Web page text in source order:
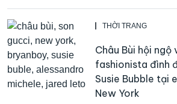
THỜI TRANG
Châu Bùi hội ngộ
fashionista đình
Susie Bubble tại
New York